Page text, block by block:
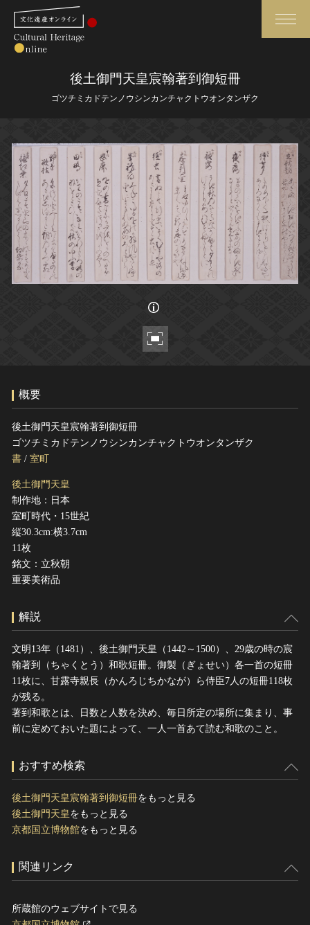
さらに詳細検索
さらに詳細検索
トップ
作品一覧
カテゴリで見る
世界遺産と無形文化遺産
媒体資料・関連記事等
博物館、美術館の皆さまへ
文化庁よりご挨拶
今月のみどころ
このサイトについて
サイトのご意見はこちら
文化遺産データベース
後土御門天皇宸翰著到御短冊
ゴツチミカドテンノウシンカンチャクトウオンタンザク
画像の利用条件等に関しては、登録館へお問い合わせください。
概要
後土御門天皇宸翰著到御短冊
ゴツチミカドテンノウシンカンチャクトウオンタンザク
書 / 室町
後土御門天皇
制作地：日本
室町時代・15世紀
縦30.3cm:横3.7cm
11枚
銘文：立秋朝
重要美術品
解説
文明13年（1481）、後土御門天皇（1442～1500）、29歳の時の宸
翰著到（ちゃくとう）和歌短冊。御製（ぎょせい）各一首の短冊
11枚に、甘露寺親長（かんろじちかなが）ら侍臣7人の短冊118枚
が残る。
著到和歌とは、日数と人数を決め、毎日所定の場所に集まり、事
前に定めておいた題によって、一人一首あて読む和歌のこと。
おすすめ検索
後土御門天皇宸翰著到御短冊をもっと見る
後土御門天皇 をもっと見る
京都国立博物館をもっと見る
関連リンク
所蔵館のウェブサイトで見る